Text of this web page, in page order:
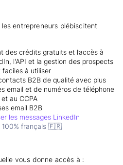
entrepreneurs plébiscitent
des crédits gratuits et l’accès à
l'API et la gestion des prospects
à utiliser
B2B de qualité avec plus
email et de numéros de téléphone
au CCPA
email B2B
les messages LinkedIn
100% français 🇫🇷
vous donne accès à :